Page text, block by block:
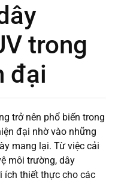
trong
đại
trở nên phổ biến trong
đại nhờ vào những
mang lại. Từ việc cải
môi trường, dây
ích thiết thực cho các